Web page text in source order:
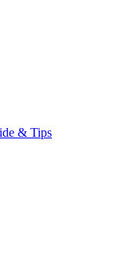
& Tips